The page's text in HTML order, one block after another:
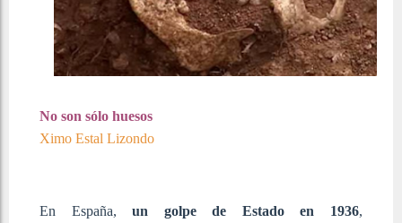
No son sólo huesos
Ximo Estal Lizondo
En España,un golpe de Estado en 1936,